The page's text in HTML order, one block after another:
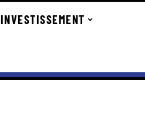
INVESTISSEMENT